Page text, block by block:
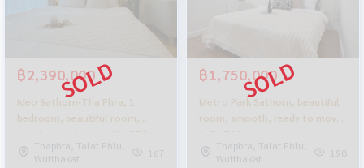
฿2,390,000
Ideo Sathorn-Tha Phra, 1
bedroom, beautiful room,
good view, close to the BTS,
lots of extras_Do767
Thaphra, Talat Phlu,
Wutthakat
167
฿1,750,000
Metro Park Sathorn, beautiful
room, smooth, ready to move
in_Do766
Thaphra, Talat Phlu,
Wutthakat
198